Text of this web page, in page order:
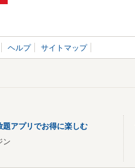
ヘルプ サイトマップ
題アプリでお得に楽しむ
ン